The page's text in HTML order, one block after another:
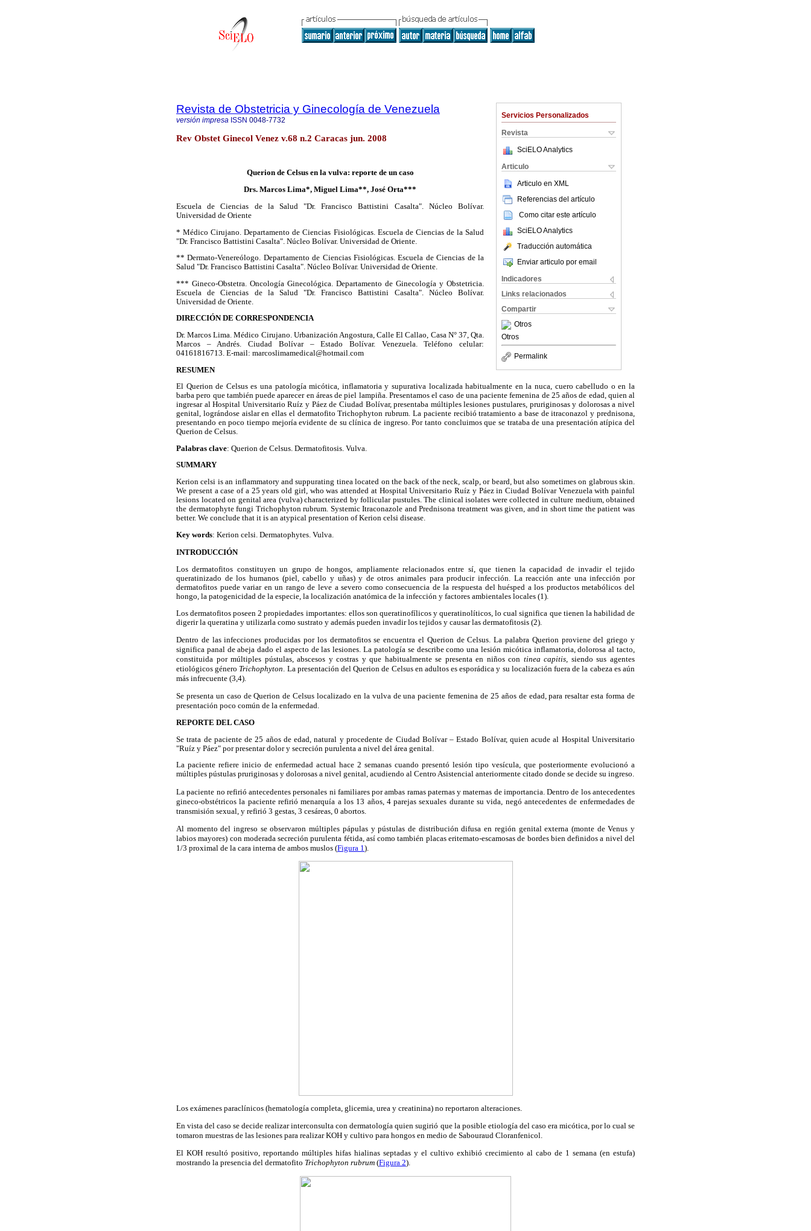
Servicios Personalizados
Revista
SciELO Analytics
Articulo
Articulo en XML
Referencias del artículo
Como citar este artículo
SciELO Analytics
Traducción automática
Enviar articulo por email
Indicadores
Links relacionados
Compartir
Otros
Otros
Permalink
Revista de Obstetricia y Ginecología de Venezuela
versión impresa ISSN 0048-7732
Rev Obstet Ginecol Venez v.68 n.2 Caracas jun. 2008
Querion de Celsus en la vulva: reporte de un caso
Drs. Marcos Lima*, Miguel Lima**, José Orta***
Escuela de Ciencias de la Salud "Dr. Francisco Battistini Casalta". Núcleo Bolívar.
Universidad de Oriente
* Médico Cirujano. Departamento de Ciencias Fisiológicas. Escuela de Ciencias de la Salud
"Dr. Francisco Battistini Casalta". Núcleo Bolívar. Universidad de Oriente.
** Dermato-Venereólogo. Departamento de Ciencias Fisiológicas. Escuela de Ciencias de la
Salud "Dr. Francisco Battistini Casalta". Núcleo Bolívar. Universidad de Oriente.
*** Gineco-Obstetra. Oncología Ginecológica. Departamento de Ginecología y Obstetricia.
Escuela de Ciencias de la Salud "Dr. Francisco Battistini Casalta". Núcleo Bolívar.
Universidad de Oriente.
DIRECCIÓN DE CORRESPONDENCIA
Dr. Marcos Lima. Médico Cirujano. Urbanización Angostura, Calle El Callao, Casa N° 37, Qta.
Marcos – Andrés. Ciudad Bolívar – Estado Bolívar. Venezuela. Teléfono celular:
04161816713. E-mail: marcoslimamedical@hotmail.com
RESUMEN
El Querion de Celsus es una patología micótica, inflamatoria y supurativa localizada habitualmente en la nuca, cuero cabelludo o en la
barba pero que también puede aparecer en áreas de piel lampiña. Presentamos el caso de una paciente femenina de 25 años de edad, quien al
ingresar al Hospital Universitario Ruíz y Páez de Ciudad Bolívar, presentaba múltiples lesiones pustulares, pruriginosas y dolorosas a nivel
genital, lográndose aislar en ellas el dermatofito Trichophyton rubrum. La paciente recibió tratamiento a base de itraconazol y prednisona,
presentando en poco tiempo mejoría evidente de su clínica de ingreso. Por tanto concluimos que se trataba de una presentación atípica del
Querion de Celsus.
Palabras clave: Querion de Celsus. Dermatofitosis. Vulva.
SUMMARY
Kerion celsi is an inflammatory and suppurating tinea located on the back of the neck, scalp, or beard, but also sometimes on glabrous skin.
We present a case of a 25 years old girl, who was attended at Hospital Universitario Ruíz y Páez in Ciudad Bolívar Venezuela with painful
lesions located on genital area (vulva) characterized by follicular pustules. The clinical isolates were collected in culture medium, obtained
the dermatophyte fungi Trichophyton rubrum. Systemic Itraconazole and Prednisona treatment was given, and in short time the patient was
better. We conclude that it is an atypical presentation of Kerion celsi disease.
Key words: Kerion celsi. Dermatophytes. Vulva.
INTRODUCCIÓN
Los dermatofitos constituyen un grupo de hongos, ampliamente relacionados entre sí, que tienen la capacidad de invadir el tejido
queratinizado de los humanos (piel, cabello y uñas) y de otros animales para producir infección. La reacción ante una infección por
dermatofitos puede variar en un rango de leve a severo como consecuencia de la respuesta del huésped a los productos metabólicos del
hongo, la patogenicidad de la especie, la localización anatómica de la infección y factores ambientales locales (1).
Los dermatofitos poseen 2 propiedades importantes: ellos son queratinofílicos y queratinolíticos, lo cual significa que tienen la habilidad de
digerir la queratina y utilizarla como sustrato y además pueden invadir los tejidos y causar las dermatofitosis (2).
Dentro de las infecciones producidas por los dermatofitos se encuentra el Querion de Celsus. La palabra Querion proviene del griego y
significa panal de abeja dado el aspecto de las lesiones. La patología se describe como una lesión micótica inflamatoria, dolorosa al tacto,
constituida por múltiples pústulas, abscesos y costras y que habitualmente se presenta en niños con tinea capitis, siendo sus agentes
etiológicos género Trichophyton . La presentación del Querion de Celsus en adultos es esporádica y su localización fuera de la cabeza es aún
más infrecuente (3,4).
Se presenta un caso de Querion de Celsus localizado en la vulva de una paciente femenina de 25 años de edad, para resaltar esta forma de
presentación poco común de la enfermedad.
REPORTE DEL CASO
Se trata de paciente de 25 años de edad, natural y procedente de Ciudad Bolívar – Estado Bolívar, quien acude al Hospital Universitario
"Ruíz y Páez" por presentar dolor y secreción purulenta a nivel del área genital.
La paciente refiere inicio de enfermedad actual hace 2 semanas cuando presentó lesión tipo vesícula, que posteriormente evolucionó a
múltiples pústulas pruriginosas y dolorosas a nivel genital, acudiendo al Centro Asistencial anteriormente citado donde se decide su ingreso.
La paciente no refirió antecedentes personales ni familiares por ambas ramas paternas y maternas de importancia. Dentro de los antecedentes
gineco-obstétricos la paciente refirió menarquía a los 13 años, 4 parejas sexuales durante su vida, negó antecedentes de enfermedades de
transmisión sexual, y refirió 3 gestas, 3 cesáreas, 0 abortos.
Al momento del ingreso se observaron múltiples pápulas y pústulas de distribución difusa en región genital externa (monte de Venus y
labios mayores) con moderada secreción purulenta fétida, así como también placas eritemato-escamosas de bordes biendefinidos a nivel del
1/3 proximal de la cara interna de ambos muslos (Figura 1 ).
Los exámenes paraclínicos (hematología completa, glicemia, urea y creatinina) no reportaron alteraciones.
En vista del caso se decide realizar interconsulta con dermatología quien sugirió que la posible etiología del caso era micótica, por lo cual se
tomaron muestras de las lesiones para realizar KOH y cultivo para hongos en medio de Sabouraud Cloranfenicol.
El KOH resultó positivo, reportando múltiples hifas hialinas septadas y el cultivo exhibió crecimiento al cabo de 1 semana (en estufa)
mostrando la presencia del dermatofito Trichophyton rubrum (Figura 2).